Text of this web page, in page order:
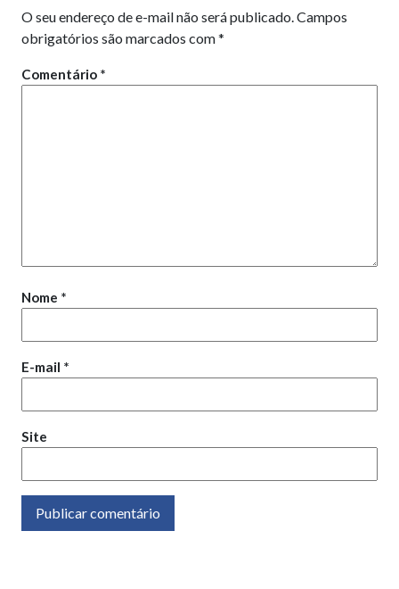
O seu endereço de e-mail não será publicado. Campos
obrigatórios são marcados com*
Comentário *
Nome *
E-mail *
Site